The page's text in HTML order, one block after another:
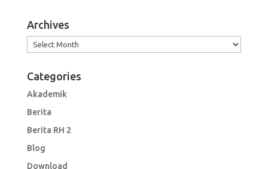
Archives
Archives
Categories
Akademik
Berita
Berita RH 2
Blog
Download